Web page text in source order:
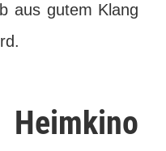
aus gutem Klang